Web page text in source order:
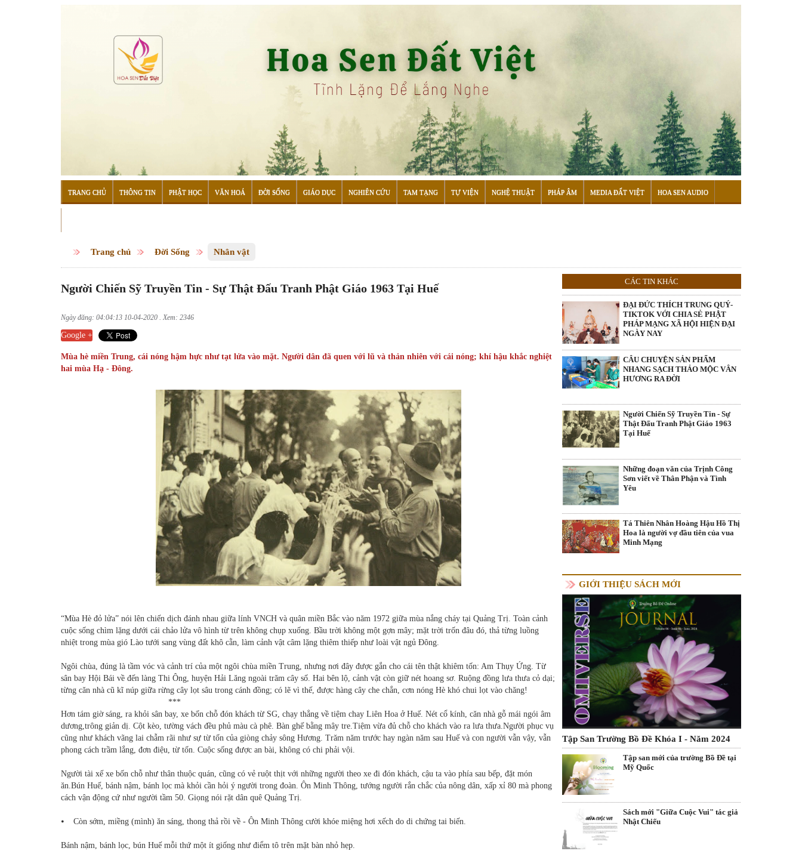
TRANG CHỦ THÔNG TIN PHẬT HỌC VĂN HOÁ ĐỜI SỐNG GIÁO DỤC NGHIÊN CỨU TAM TẠNG TỰ VIỆN NGHỆ THUẬT PHÁP ÂM MEDIA ĐẤT VIỆT HOA SEN AUDIO
Trang chủ Đời Sống Nhân vật
Người Chiến Sỹ Truyền Tin - Sự Thật Đấu Tranh Phật Giáo 1963 Tại Huế
Ngày đăng: 04:04:13 10-04-2020 . Xem: 2346
Google +
Mùa hè miền Trung, cái nóng hậm hực như tạt lửa vào mặt. Người dân đã quen với lũ và thản nhiên với cái nóng; khí hậu khắc nghiệt
hai mùa Hạ - Đông.
“Mùa Hè đỏ lửa” nói lên chiến dịch đánh nhau giữa lính VNCH và quân miền Bắc vào năm 1972 giữa mùa nắng cháy tại Quảng Trị. Toàn cảnh
cuộc sống chìm lặng dưới cái chảo lửa vô hình từ trên không chụp xuống. Bầu trời không một gợn mây; mặt trời trốn đâu đó, thả từng luồng
nhiệt trong mùa gió Lào tưới sang vùng đất khô cằn, làm cảnh vật câm lặng thiêm thiếp như loài vật ngủ Đông.
Ngôi chùa, đúng là tầm vóc và cảnh trí của một ngôi chùa miền Trung, nhưng nơi đây được gắn cho cái tên thật khiêm tốn: Am Thụy Ứng. Từ
sân bay Hội Bái về đến làng Thi Ông, huyện Hải Lăng ngoài trăm cây số. Hai bên lộ, cảnh vật còn giữ nét hoang sơ. Ruộng đồng lưa thưa cỏ dại;
từng căn nhà cũ kĩ núp giữa rừng cây lọt sâu trong cánh đồng; có lẽ vì thế, được hàng cây che chắn, cơn nóng Hè khó chui lọt vào chăng!
***
Hơn tám giờ sáng, ra khỏi sân bay, xe bốn chỗ đón khách từ SG, chạy thẳng về tiệm chay Liên Hoa ở Huế. Nét cổ kính, căn nhà gỗ mái ngói âm
dương,trông giản dị. Cột kèo, tường vách đều phủ màu cà phê. Bàn ghế bằng mây tre.Tiệm vừa đủ chỗ cho khách vào ra lưa thưa.Người phục vụ
cũng như khách vãng lai chẫm rãi như sự từ tốn của giòng chảy sông Hương. Trăm năm trước hay ngàn năm sau Huế và con người vẫn vậy, vẫn
phong cách trầm lắng, đơn điệu, từ tốn. Cuộc sống được an bài, không có chi phải vội.
Người tài xế xe bốn chỗ như thân thuộc quán, cũng có vẻ ruột thịt với những người theo xe đi đón khách, cậu ta vào phía sau bếp, đặt món
ăn.Bún Huế, bánh nậm, bánh lọc mà khỏi cần hỏi ý người trong đoàn. Ôn Minh Thông, tướng người rắn chắc của nông dân, xấp xỉ 80 mà phong
cách vận động cứ như người tầm 50. Giọng nói rặt dân quê Quảng Trị.
⦁ Còn sớm, miềng (mình) ăn sáng, thong thả rồi về - Ôn Minh Thông cười khóe miệng hơi xếch do di chứng tai biến.
Bánh nậm, bánh lọc, bún Huế mỗi thứ một ít giống như điểm tô trên mặt bàn nhỏ hẹp.
CÁC TIN KHÁC
ĐẠI ĐỨC THÍCH TRUNG QUÝ-
TIKTOK VỚI CHIA SẺ PHẬT
PHÁP MẠNG XÃ HỘI HIỆN ĐẠI
NGÀY NAY
CÂU CHUYỆN SẢN PHẨM
NHANG SẠCH THẢO MỘC VÂN
HƯƠNG RA ĐỜI
Người Chiến Sỹ Truyền Tin - Sự
Thật Đấu Tranh Phật Giáo 1963
Tại Huế
Những đoạn văn của Trịnh Công
Sơn viết về Thân Phận và Tình
Yêu
Tá Thiên Nhân Hoàng Hậu Hồ Thị
Hoa là người vợ đầu tiên của vua
Minh Mạng
GIỚI THIỆU SÁCH MỚI
Tập San Trường Bồ Đề Khóa I - Năm 2024
Tập san mới của trường Bồ Đề tại
Mỹ Quốc
Sách mới "Giữa Cuộc Vui" tác giả
Nhật Chiếu